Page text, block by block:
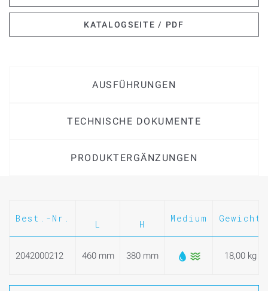
KATALOGSEITE / PDF
AUSFÜHRUNGEN
TECHNISCHE DOKUMENTE
PRODUKTERGÄNZUNGEN
Best.-Nr.
L H
Medium Gewicht
2042000212 460 mm 380 mm 18,00 kg